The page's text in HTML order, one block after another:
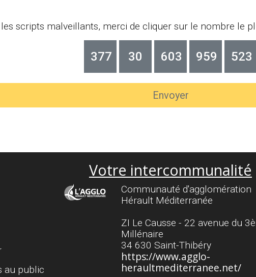
scripts malveillants, merci de cliquer sur le nombre le
377 30 603 959 523
Envoyer
au public
Votre intercommunalité
Communauté d'agglomération
Hérault Méditerranée
ZI Le Causse - 22 avenue du
Millénaire
34 630 Saint-Thibéry
https://www.agglo-
heraultmediterranee.net/